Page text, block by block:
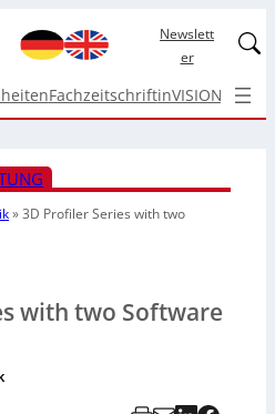
Newslett
er
FachzeitschriftinVISION Top
»3D Profiler Series with two
with two Software